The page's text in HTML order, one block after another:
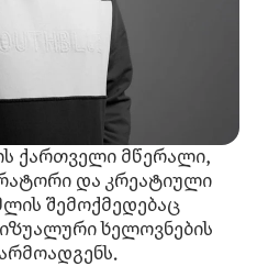
ქართველი მწერალი,
და კრეატიული
შემოქმედებაც
ხელოვნების